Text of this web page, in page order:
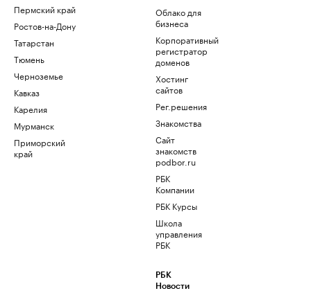
Пермский край
Ростов-на-Дону
Татарстан
Тюмень
Черноземье
Кавказ
Карелия
Мурманск
Приморский
край
Облако для
бизнеса
Корпоративный
регистратор
доменов
Хостинг
сайтов
Рег.решения
Знакомства
Сайт
знакомств
podbor.ru
РБК
Компании
РБК Курсы
Школа
управления
РБК
РБК
Новости